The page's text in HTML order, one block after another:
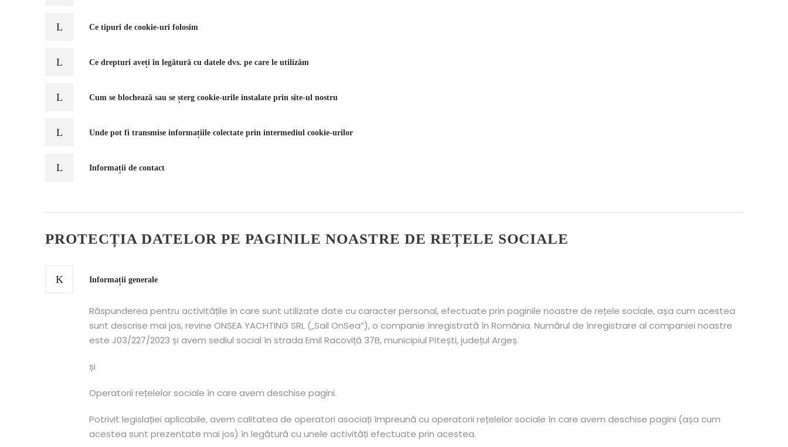
Ce tipuri de cookie-uri folosim
Ce drepturi aveți în legătură cu datele dvs. pe care le utilizăm
Cum se blochează sau se șterg cookie-urile instalate prin site-ul nostru
Unde pot fi transmise informațiile colectate prin intermediul cookie-urilor
Informații de contact
PROTECȚIA DATELOR PE PAGINILE NOASTRE DE REȚELE SOCIALE
Informații generale
Răspunderea pentru activitățile în care sunt utilizate date cu caracter personal, efectuate prin paginile noastre de rețele sociale, așa cum acestea
sunt descrise mai jos, revine ONSEA YACHTING SRL („Sail OnSea”), o companie înregistrată în România. Numărul de înregistrare al companiei noastre
este J03/227/2023 și avem sediul social în strada Emil Racoviță 37B, municipiul Pitești, județul Argeș.
și
Operatorii rețelelor sociale în care avem deschise pagini.
Potrivit legislației aplicabile, avem calitatea de operatori asociați împreună cu operatorii rețelelor sociale în care avem deschise pagini (așa cum
acestea sunt prezentate mai jos) în legătură cu unele activități efectuate prin acestea.